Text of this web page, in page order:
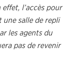
l’accès pour
une salle de repli
les agents du
pas de revenir